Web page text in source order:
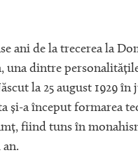
ani de la trecerea la
una dintre
la 25 august 1929 în
și-a început formarea
fiind tuns în